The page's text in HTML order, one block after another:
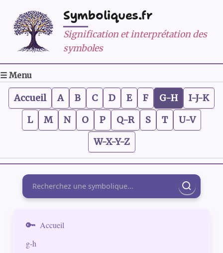
Symboliques.fr
Signification et interprétation des
symboles
☰ Menu
Accueil A B C D E F G-H
I-J-K
L
M N O P Q-R S T
U-V
W-X-Y-Z
Rechercher
Accueil
g-h